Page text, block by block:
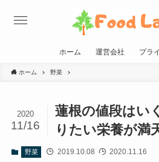
ホーム 運営会社 プラ
ホーム 野菜
蓮根の値段はい
りたい栄養が満
2020
11/16
野菜 2019.10.08 2020.11.16